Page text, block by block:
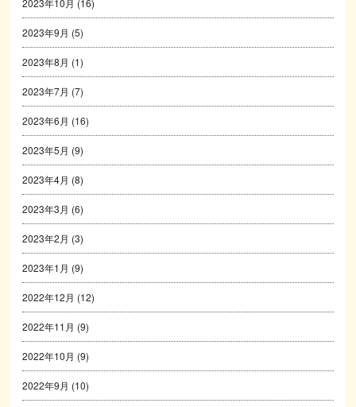
2023年10月 (16)
2023年9月 (5)
2023年8月 (1)
2023年7月 (7)
2023年6月 (16)
2023年5月 (9)
2023年4月 (8)
2023年3月 (6)
2023年2月 (3)
2023年1月 (9)
2022年12月 (12)
2022年11月 (9)
2022年10月 (9)
2022年9月 (10)